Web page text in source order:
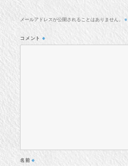
メールアドレスが公開されることはありません。 ※
コメント ※
名前※